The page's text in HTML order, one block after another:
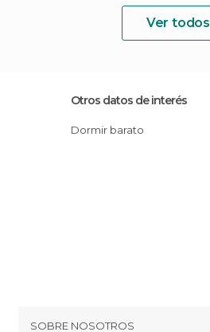
Ver todos
Otros datos de interés
Dormir barato
SOBRE NOSOTROS